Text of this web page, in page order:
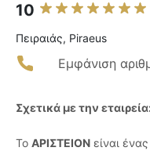
10
Πειραιάς, Piraeus
Εμφάνιση
Σχετικά με την
Το ΑΡΙΣΤΕΙΟΝ είναι